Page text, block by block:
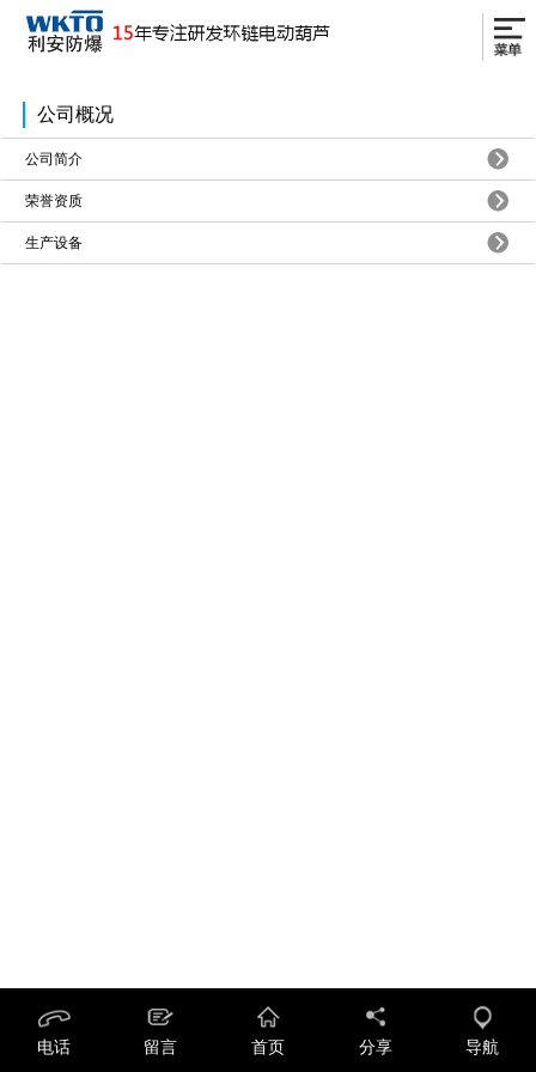
公司概况
公司简介
荣誉资质
生产设备
电话 留言 首页 分享 导航